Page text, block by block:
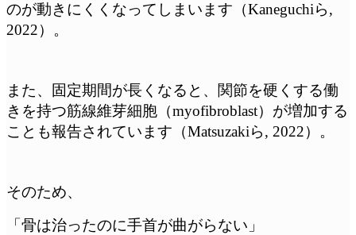
のが動きにくくなってしまいます（Kaneguchiら,
2022）。
また、固定期間が長くなると、関節を硬くする働
きを持つ筋線維芽細胞（myofibroblast）が増加する
ことも報告されています（Matsuzakiら, 2022）。
そのため、
「骨は治ったのに手首が曲がらない」